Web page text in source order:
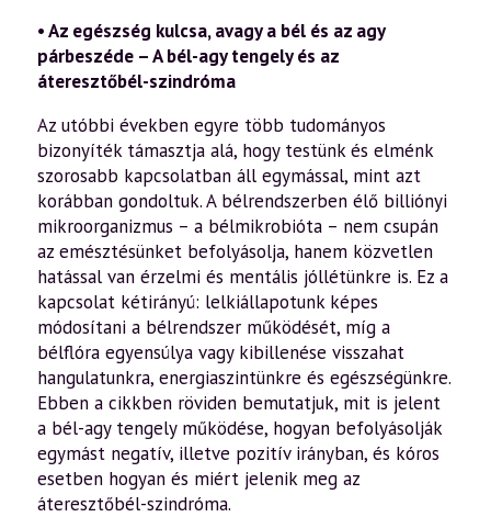
• Az egészség kulcsa, avagy a bél és az agy
párbeszéde – A bél-agy tengely és az
áteresztőbél-szindróma
Az utóbbi években egyre több tudományos
bizonyíték tá­masztja alá, hogy testünk és elménk
szorosabb kapcsolat­ban áll egymással, mint azt
korábban gondoltuk. A bél­rendszerben élő billiónyi
mikroorganizmus – a bélmikrobióta – nem csupán
az emésztésünket be­folyásolja, hanem közvetlen
hatással van érzelmi és mentális jóllétünkre is. Ez a
kapcsolat kétirányú: lelkiállapotunk képes
módosítani a bélrendszer működé­sét, míg a
bélflóra egyensúlya vagy kibillenése visszahat
hangulatunkra, energiaszintünkre és egészségünkre.
Ebben a cikkben röviden bemutatjuk, mit is jelent
a bél-agy tengely működése, hogyan befolyásolják
egymást negatív, illetve pozitív irányban, és kóros
esetben hogyan és miért jelenik meg az
áteresztőbél-szindróma.